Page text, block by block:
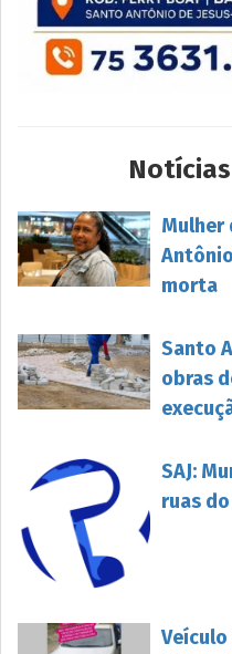
Mulher
morta
Santo
obras
SAJ:
ruas